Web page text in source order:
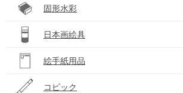
固形水彩
日本画絵具
絵手紙用品
コピック